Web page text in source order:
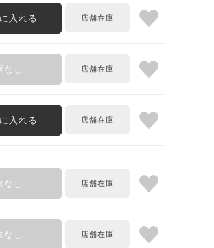
入れる
なし
入れる
なし
なし